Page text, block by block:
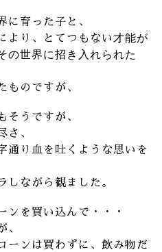
に育った子と、
より、とてつもない 才能が
の世界に招き入れられた
ものですが、
そうですが、
さ、
通り血を吐くような思いを
しながら観ました。
ンを買い込んで・・・
、
ーンは買わずに、飲み物だ